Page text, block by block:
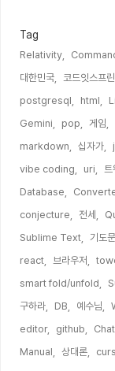
Tag
Relativity,
대한민국,
코드잇스프린
postgresql,
html,
Gemini,
pop, 게임,
markdown,
십자가,
vibe coding,
uri, 트
Database,
conjecture,
전세,
Sublime Text,
기도문,
react,
브라우저,
smart fold/unfold,
구하라,
DB, 예수님,
editor,
github,
Manual,
상대론,